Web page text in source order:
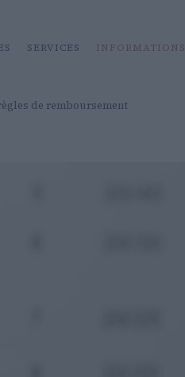
SERVICES INFORMATIONS
de remboursement